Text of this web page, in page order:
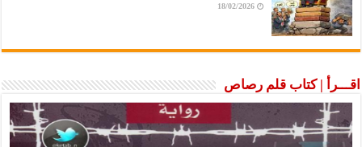
18/02/2026
اقـــرأ | كتاب قلم رصاص